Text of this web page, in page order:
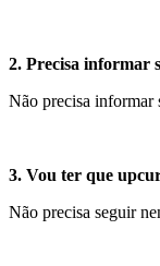
2. Precisa informar
Não precisa informar
3. Vou ter que
Não precisa seguir